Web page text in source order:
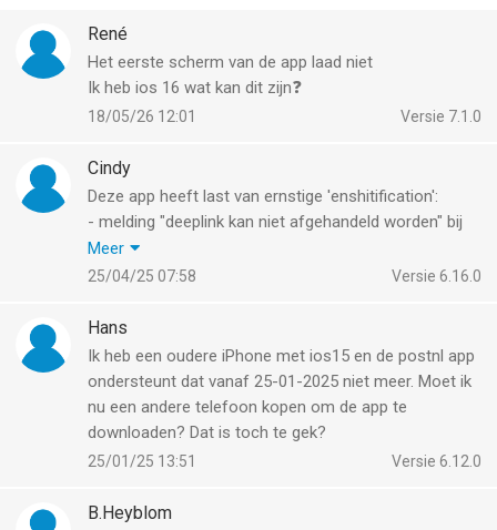
René
Het eerste scherm van de app laad niet
Ik heb ios 16 wat kan dit zijn❓
Versie 7.1.0
18/05/26 12:01
Cindy
Deze app heeft last van ernstige 'enshitification':
- melding "deeplink kan niet afgehandeld worden" bij
het opstarten
- geen afbeeldingen van briefpost meer, maar een
- reclame!
- tips waar ik niet om gevraagd heb
- bewegende animaties voor o.a. pasen en
koningsdag die afleiden en gewoon ronduit irrant zijn
(blijkbaar zijn de animaties nu belangrijker dan de
hoofdfunctionaliteit van de app).
aan.
Meer
Versie 6.16.0
25/04/25 07:58
Hans
Ik heb een oudere iPhone met ios15 en de postnl app
ondersteunt dat vanaf 25-01-2025 niet meer. Moet ik
nu een andere telefoon kopen om de app te
downloaden? Dat is toch te gek?
Versie 6.12.0
25/01/25 13:51
B.Heyblom